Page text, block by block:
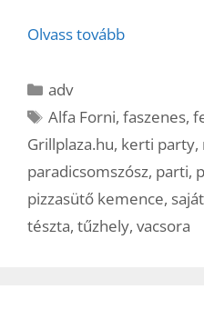
Olvass tovább
Kategória
adv
Címkék
Alfa Forni,faszenes,
Grillplaza.hu, kerti party,
paradicsomszósz, parti,
pizzasütő kemence,
tészta, tűzhely, vacsora